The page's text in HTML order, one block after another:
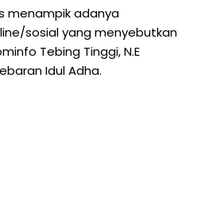
menampik adanya
sosial yang menyebutkan
Tebing Tinggi, N.E
Idul Adha.